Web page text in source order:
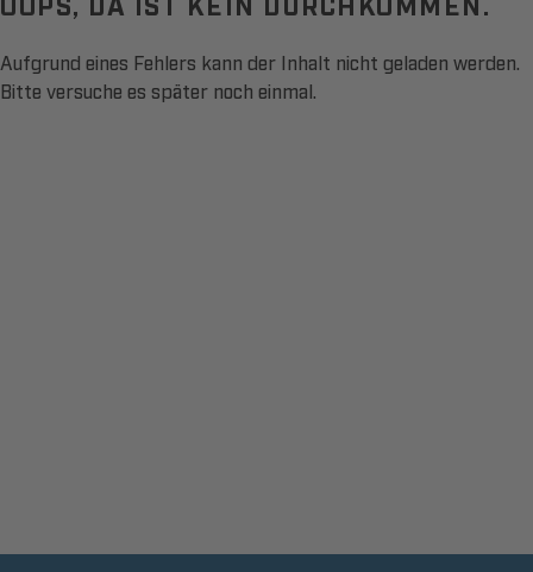
Aufgrund eines Fehlers kann der Inhalt nicht geladen werden.
Bitte versuche es später noch einmal.